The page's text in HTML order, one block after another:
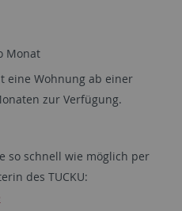
Monat
eine Wohnung ab einer
zur Verfügung.
so schnell wie möglich per
des TUCKU: